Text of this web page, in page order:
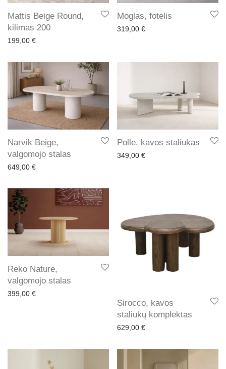
Mattis Beige Round,
kilimas 200
199,00 €
Moglas, fotelis
319,00 €
Narvik Beige,
valgomojo stalas
649,00 €
Polle, kavos staliukas
349,00 €
Reko Nature,
valgomojo stalas
399,00 €
Sirocco, kavos
staliukų komplektas
629,00 €